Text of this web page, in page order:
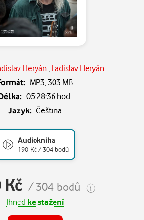
Heryán, Ladislav Heryán
MP3, 303 MB
05:28:36 hod.
Jazyk: Čeština
Audiokniha
190 Kč / 304 bodů
Kč / 304 bodů
Ihned ke stažení